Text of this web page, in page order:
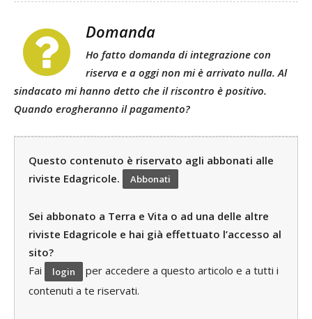
Domanda
Ho fatto domanda di integrazione con
riserva e a oggi non mi è arrivato nulla. Al
sindacato mi hanno detto che il riscontro è positivo.
Quando erogheranno il pagamento?
Questo contenuto è riservato agli abbonati alle
riviste Edagricole.
Abbonati
Sei abbonato a Terra e Vita o ad una delle altre
riviste Edagricole e hai già effettuato l’accesso al
sito?
Fai
login
per accedere a questo articolo e a tutti i
contenuti a te riservati.